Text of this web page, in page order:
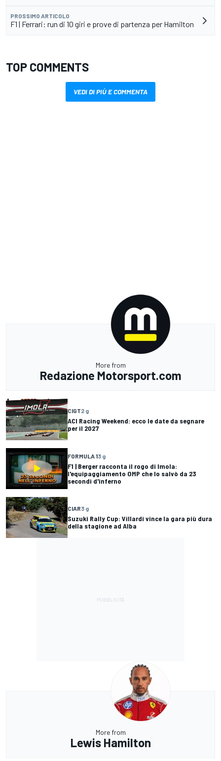
PROSSIMO ARTICOLO
F1 | Ferrari: run di 10 giri e prove di partenza per Hamilton
TOP COMMENTS
VEDI DI PIÙ E COMMENTA
More from
Redazione Motorsport.com
CIGT2 g
ACI Racing Weekend: ecco le date da segnare
per il 2027
FORMULA 13 g
F1 | Berger racconta il rogo di Imola:
l'equipaggiamento OMP che lo salvò da 23
secondi d'inferno
CIAR3 g
Suzuki Rally Cup: Villardi vince la gara più dura
della stagione ad Alba
More from
Lewis Hamilton